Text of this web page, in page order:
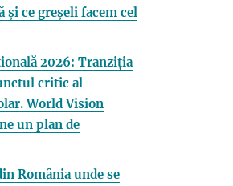
și ce greșeli facem cel
2026: Tranziția
critic al
World Vision
un plan de
România unde se